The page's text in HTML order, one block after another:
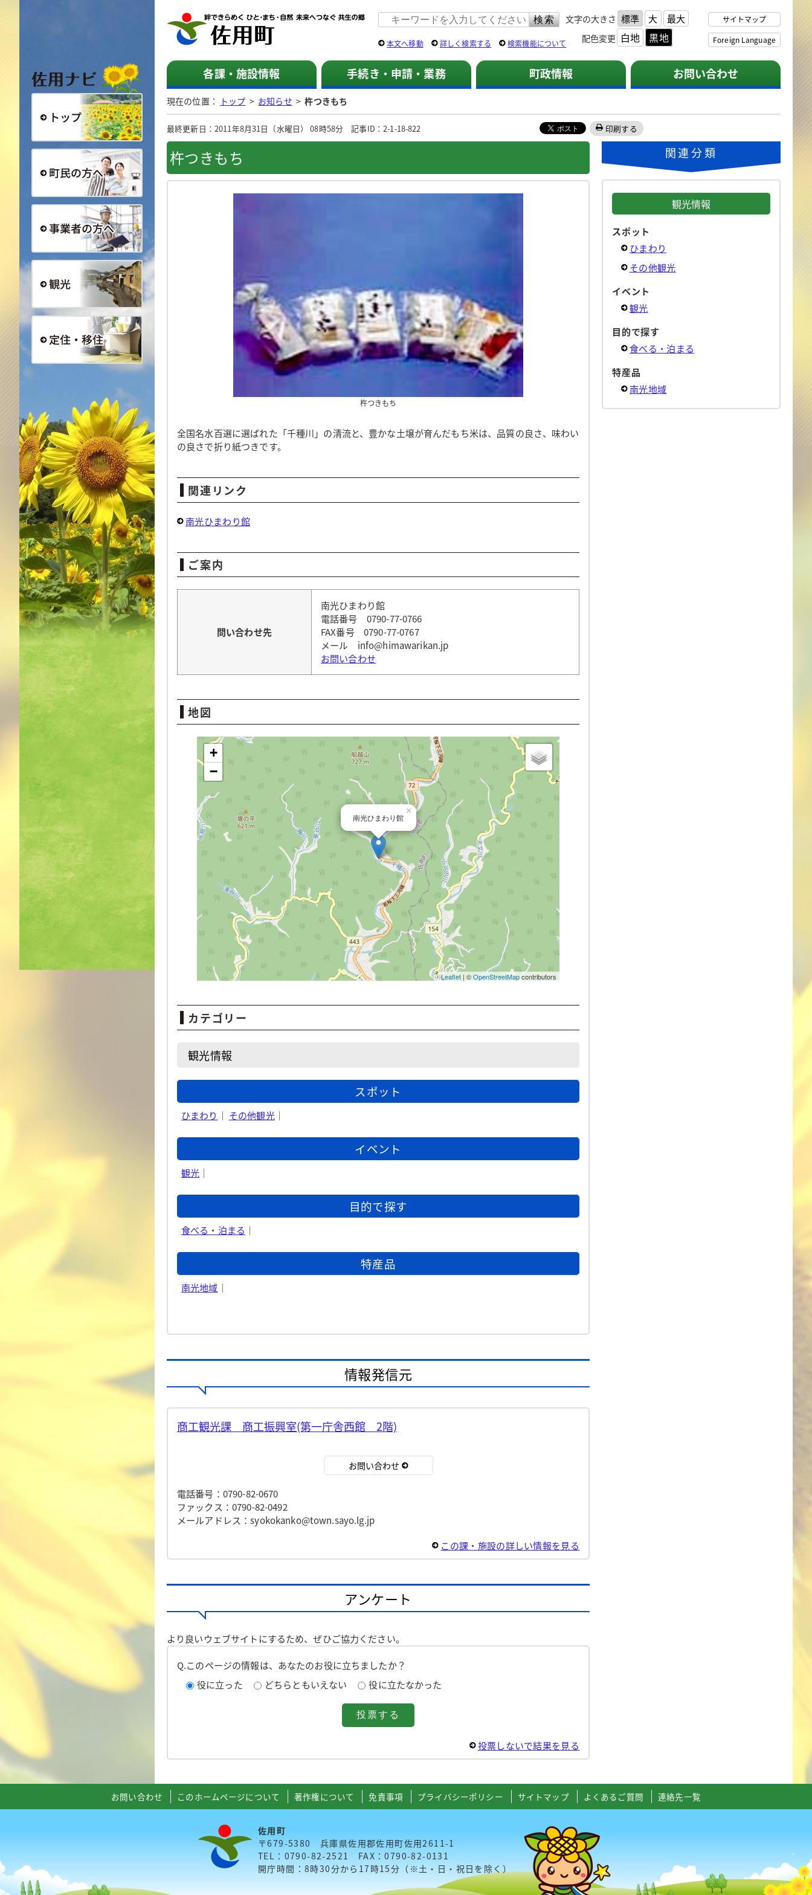
総合トップ
事業者の方へ
定住・移住
佐用町 公式ホームページ 文字の大きさ 標準 大 最大
配色変更 白地 黒地
サイトマップ
Foreign Language
本文へ移動 詳しく検索する 検索機能について
各課・施設情報 手続き・申請・業務 町政情報 お問い合わせ
現在の位置： トップ > お知らせ >杵つきもち
最終更新日：2011年8月31日（水曜日） 08時58分 記事ID：2-1-18-822 印刷する
杵つきもち
杵つきもち
全国名水百選に選ばれた「千種川」の清流と、豊かな土壌が育んだもち米は、品質の良さ、味わい
の良さで折り紙つきです。
関連リンク
南光ひまわり館
ご案内
問い合わせ先
南光ひまわり館
電話番号 0790-77-0766
FAX番号 0790-77-0767
メール info@himawarikan.jp
お問い合わせ
地図
南光ひまわり館
カテゴリー
観光情報
スポット
ひまわり ｜ その他観光｜
イベント
観光 ｜
目的で探す
食べる・泊まる ｜
特産品
南光地域 ｜
情報発信元
商工観光課 商工振興室(第一庁舎西館 2階)
お問い合わせ
電話番号：0790-82-0670
ファックス：0790-82-0492
メールアドレス：syokokanko@town.sayo.lg.jp
この課・施設の詳しい情報を見る
アンケート
より良いウェブサイトにするため、ぜひご協力ください。
Q.このページの情報は、あなたのお役に立ちましたか？
役に立った
どちらともいえない 役に立たなかった
投票しないで結果を見る
関連分類
観光情報
スポット
ひまわり
その他観光
イベント
観光
目的で探す
食べる・泊まる
特産品
南光地域
お問い合わせ このホームページについて 著作権について 免責事項 プライバシーポリシー サイトマップ よくあるご質問 連絡先一覧
佐用町
〒679-5380 兵庫県佐用郡佐用町佐用2611-1
TEL：0790-82-2521 FAX：0790-82-0131
開庁時間：8時30分から17時15分（※土・日・祝日を除く）